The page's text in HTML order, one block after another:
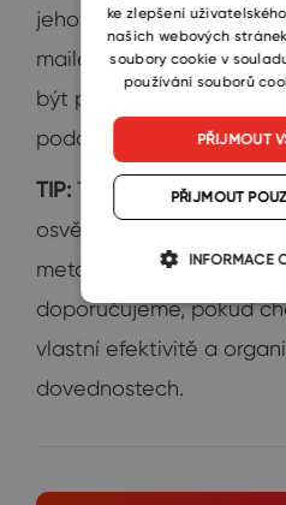
jeho dokončení potřeba
mailem kontaktovat
být při zpracování fyzicky
podobně.
TIP: Tento způsob
osvědčuje při
metody
Getting Things
doporučujeme, pokud
vlastní efektivitě a
dovednostech.
ke zlepšení
našich webových
soubory cookie v
používání souborů
PŘIJMOUT
PŘIJMOUT
INFORMACE